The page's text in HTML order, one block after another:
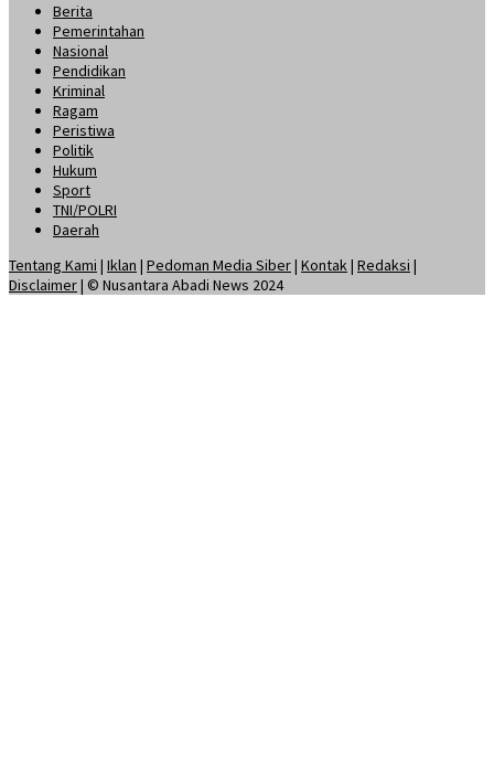
Berita
Pemerintahan
Nasional
Pendidikan
Kriminal
Ragam
Peristiwa
Politik
Hukum
Sport
TNI/POLRI
Daerah
Tentang Kami | Iklan | Pedoman Media Siber| Kontak| Redaksi |
Disclaimer| © Nusantara Abadi News 2024